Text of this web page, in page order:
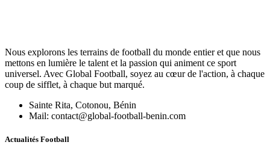
Nous explorons les terrains de football du monde entier et que nous
mettons en lumière le talent et la passion qui animent ce sport
universel. Avec Global Football, soyez au cœur de l'action, à chaque
coup de sifflet, à chaque but marqué.
Sainte Rita, Cotonou, Bénin
Mail: contact@global-football-benin.com
Actualités Football